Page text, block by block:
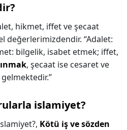
hikmet, iffet ve şecaat
değerlerimizdendir. “Adalet:
bilgelik, isabet etmek; iffet,
, şecaat ise cesaret ve
islamiyet?
Kötü iş ve sözden